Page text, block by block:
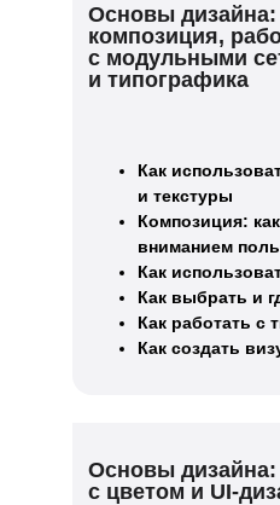
Основы дизайна:
композиция,
с модульными
и типографика
Как
и текстуры
Композиция:
вниманием
Как
Как выбрать и
Как работать с
Как создать
Основы дизайна:
с цветом и UI-